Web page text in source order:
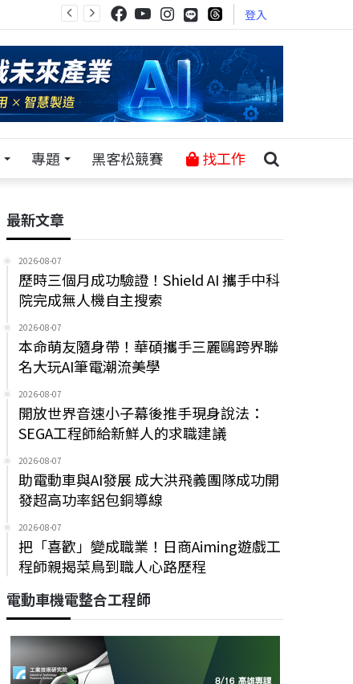
登入
專題 黑客松競賽 找工作
最新文章
2026-08-07
歷時三個月成功驗證！Shield AI 攜手中科
院完成無人機自主搜索
2026-08-07
本命萌友隨身帶！華碩攜手三麗鷗跨界聯
名大玩AI筆電潮流美學
2026-08-07
開放世界音速小子幕後推手現身說法：
SEGA工程師給新鮮人的求職建議
2026-08-07
助電動車與AI發展 成大洪飛義團隊成功開
發超高功率鋁包銅導線
2026-08-07
把「喜歡」變成職業！日商Aiming遊戲工
程師親揭菜鳥到職人心路歷程
電動車機電整合工程師